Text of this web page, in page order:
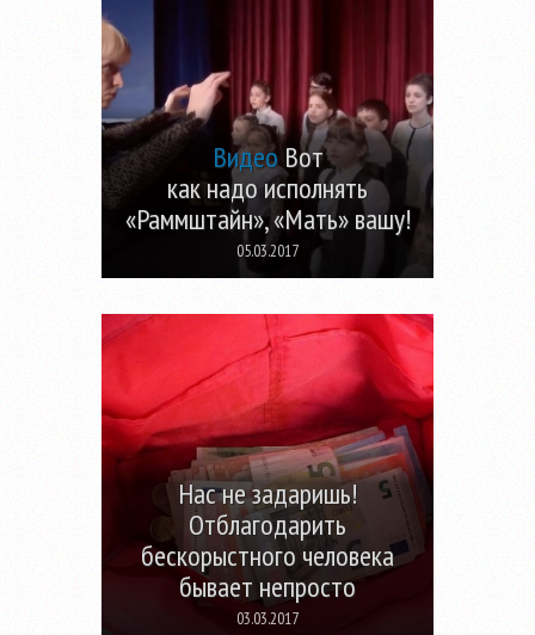
ВидеоВот
как надо исполнять
«Раммштайн», «Мать» вашу!
05.03.2017
Нас не задаришь!
Отблагодарить
бескорыстного человека
бывает непросто
03.03.2017